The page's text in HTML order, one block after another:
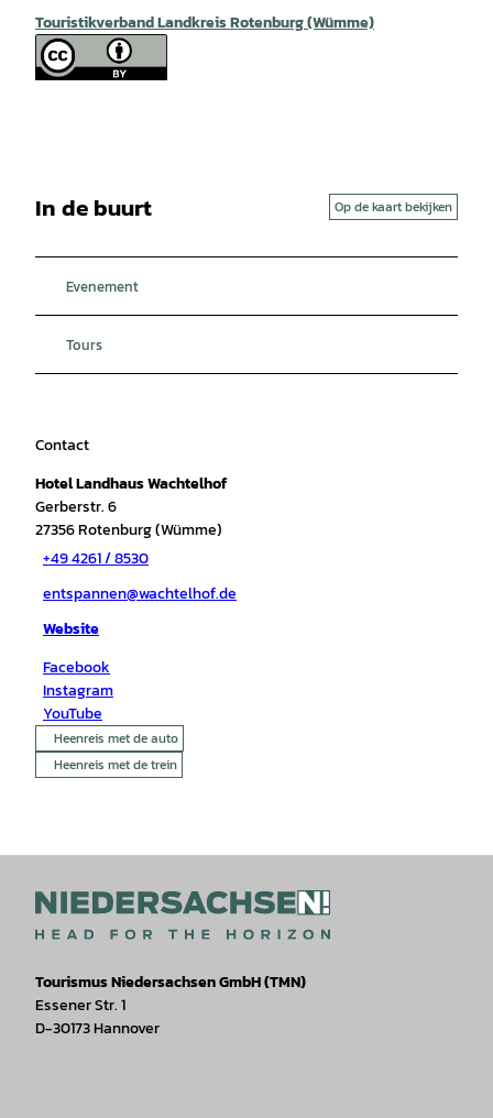
Touristikverband Landkreis Rotenburg (Wümme)
In de buurt Op de kaart bekijken
Evenement
Tours
Contact
Hotel Landhaus Wachtelhof
Gerberstr. 6
27356Rotenburg (Wümme)
+49 4261 / 8530
entspannen@wachtelhof.de
Website
Facebook
Instagram
YouTube
Heenreis met de auto
Heenreis met de trein
Tourismus Niedersachsen GmbH (TMN)
Essener Str. 1
D-30173 Hannover